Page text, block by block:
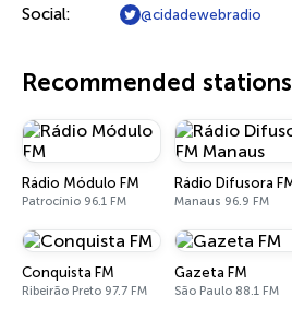
Social: @cidadewebradio
Recommended stations
Rádio Módulo FM
Patrocínio 96.1 FM Manaus 96.9 FM
Conquista FM
Ribeirão Preto 97.7 FM
Gazeta FM
São Paulo 88.1 FM